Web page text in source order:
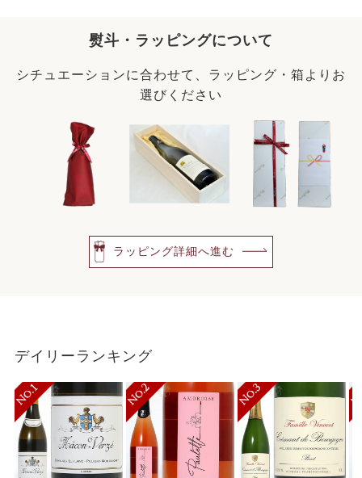
熨斗・ラッピングについて
シチュエーションに合わせて、ラッピング・箱よりお
選びください
ラッピング詳細へ進む
デイリーランキング